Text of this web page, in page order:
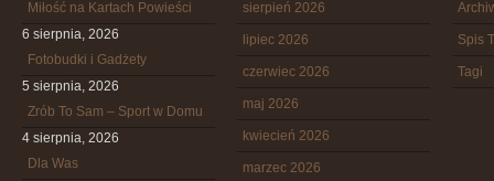
Miłość na Kartach Powieści
6 sierpnia, 2026
Fotobudki i Gadżety
5 sierpnia, 2026
Zrób To Sam – Sport w Domu
4 sierpnia, 2026
Dla Was
sierpień 2026
lipiec 2026
czerwiec 2026
maj 2026
kwiecień 2026
marzec 2026
Spis
Tagi